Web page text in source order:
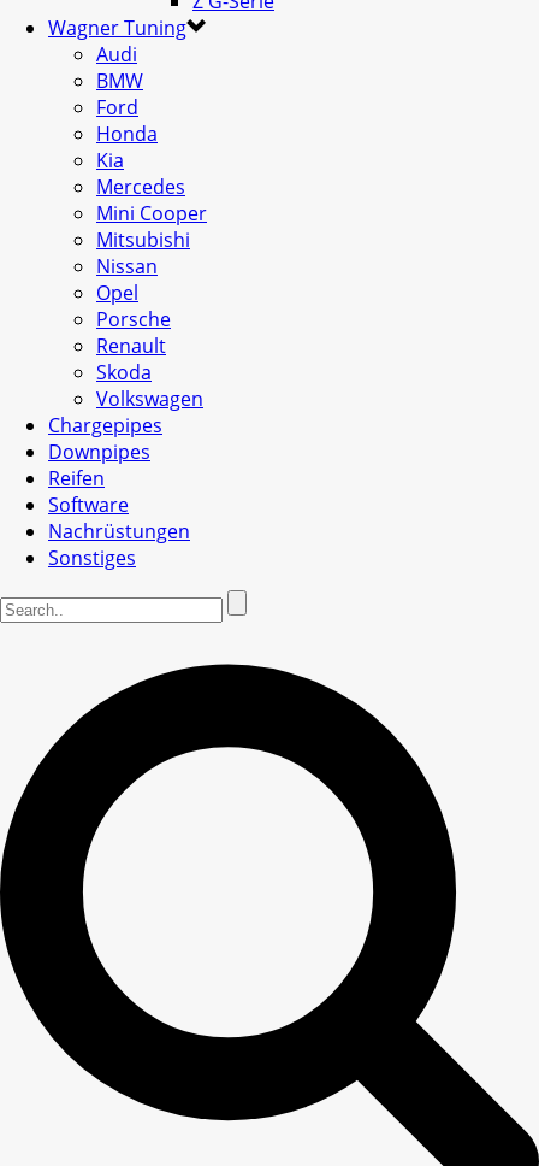
Wagner Tuning
Audi
BMW
Ford
Honda
Kia
Mercedes
Mini Cooper
Mitsubishi
Nissan
Opel
Porsche
Renault
Skoda
Volkswagen
Chargepipes
Downpipes
Reifen
Software
Nachrüstungen
Sonstiges